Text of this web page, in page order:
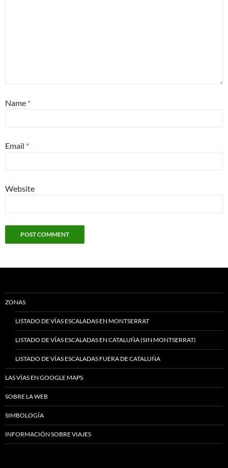
Name *
Email *
Website
ZONAS
LISTADO DE VÍAS ESCALADAS EN MONTSERRAT
LISTADO DE VÍAS ESCALADAS EN CATALUÑA (SIN MONTSERRAT)
LISTADO DE VÍAS ESCALADAS FUERA DE CATALUÑA
LAS VÍAS EN GOOGLE MAPS
SOBRE LA WEB
SIMBOLOGÍA
INFORMACIÓN SOBRE VIAJES